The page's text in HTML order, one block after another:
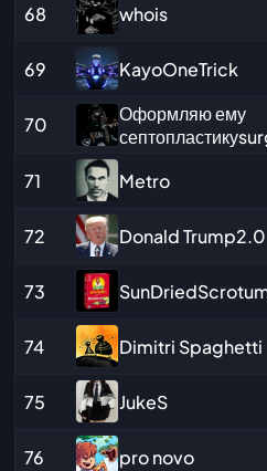
68 whois
69 KayoOneTrick
70
Оформляю ему
71 Metro
72 Donald Trump2.0
73
74 Dimitri Spaghetti
75 JukeS
76 pro novo